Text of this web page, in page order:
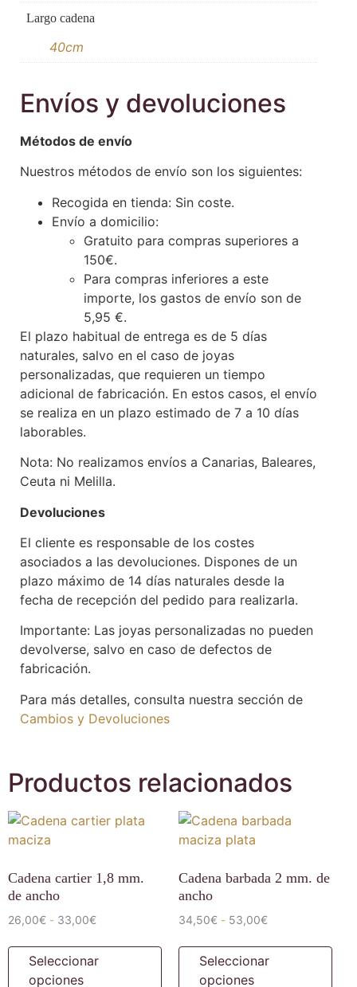
Largo cadena
40cm
Envíos y devoluciones
Métodos de envío
Nuestros métodos de envío son los siguientes:
Recogida en tienda: Sin coste.
Envío a domicilio:
Gratuito para compras superiores a
150€.
Para compras inferiores a este
importe, los gastos de envío son de
5,95 €.
El plazo habitual de entrega es de 5 días
naturales, salvo en el caso de joyas
personalizadas, que requieren un tiempo
adicional de fabricación. En estos casos, el envío
se realiza en un plazo estimado de 7 a 10 días
laborables.
Nota: No realizamos envíos a Canarias, Baleares,
Ceuta ni Melilla.
Devoluciones
El cliente es responsable de los costes
asociados a las devoluciones. Dispones de un
plazo máximo de 14 días naturales desde la
fecha de recepción del pedido para realizarla.
Importante: Las joyas personalizadas no pueden
devolverse, salvo en caso de defectos de
fabricación.
Para más detalles, consulta nuestra sección de
Cambios y Devoluciones
Productos relacionados
Cadena cartier 1,8 mm.
de ancho
26,00€ - 33,00€
Seleccionar
opciones
Cadena barbada 2 mm. de
ancho
34,50€ - 53,00€
Seleccionar
opciones